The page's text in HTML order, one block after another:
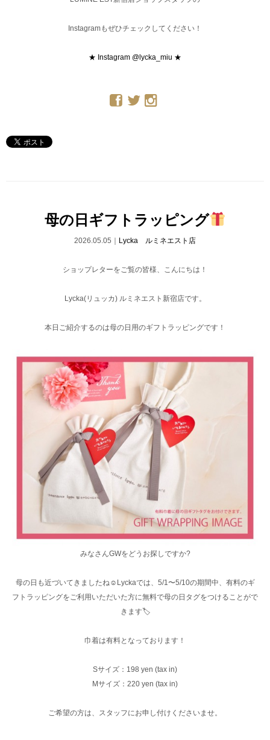
Instagramもぜひチェックしてください！
★ Instagram @lycka_miu ★
母の日ギフトラッピング
2026.05.05｜ Lycka ルミネエスト店
ショップレターをご覧の皆様、こんにちは！
Lycka(リュッカ) ルミネエスト新宿店です。
本日ご紹介するのは母の日用のギフトラッピングです！
みなさんGWをどうお探しですか?
母の日も近づいてきましたね☺︎Lyckaでは、5/1〜5/10の期間中、有料のギ
フトラッピングをご利用いただいた方に無料で母の日タグをつけることがで
きます🏷️
巾着は有料となっております！
Sサイズ：198 yen (tax in)
Mサイズ：220 yen (tax in)
ご希望の方は、スタッフにお申し付けくださいませ。